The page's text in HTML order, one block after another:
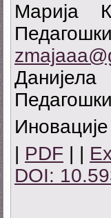
Марија
PDF
DOI: